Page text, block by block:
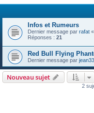
Infos et Rumeurs
Dernier message par rafat «
Réponses : 21
Red Bull Flying
Dernier message par jean33
Nouveau sujet
2